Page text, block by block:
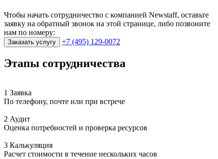
Чтобы начать сотрудничество с компанией Newstaff, оставьте
заявку на обратный звонок на этой странице, либо позвоните
нам по номеру:
Заказать услугу +7 (495) 129-0072
Этапы сотрудничества
1 Заявка
По телефону, почте или при встрече
2 Аудит
Оценка потребностей и проверка ресурсов
3 Калькуляция
Расчет стоимости в течение нескольких часов